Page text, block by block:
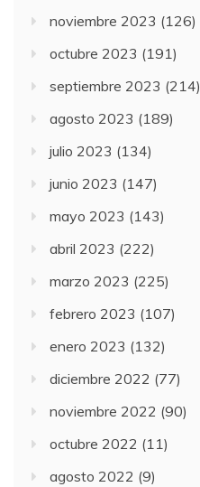
noviembre 2023 (126)
octubre 2023 (191)
septiembre 2023 (214)
agosto 2023 (189)
julio 2023 (134)
junio 2023 (147)
mayo 2023 (143)
abril 2023 (222)
marzo 2023 (225)
febrero 2023 (107)
enero 2023 (132)
diciembre 2022 (77)
noviembre 2022 (90)
octubre 2022 (11)
agosto 2022 (9)